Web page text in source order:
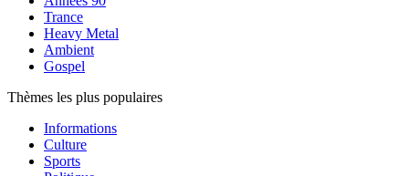
Trance
Heavy Metal
Ambient
Gospel
Thèmes les plus populaires
Informations
Culture
Sports